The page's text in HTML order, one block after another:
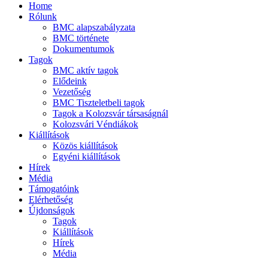
Home
Rólunk
BMC alapszabályzata
BMC története
Dokumentumok
Tagok
BMC aktív tagok
Elődeink
Vezetőség
BMC Tiszteletbeli tagok
Tagok a Kolozsvár társaságnál
Kolozsvári Véndiákok
Kiállítások
Közös kiállítások
Egyéni kiállítások
Hírek
Média
Támogatóink
Elérhetőség
Újdonságok
Tagok
Kiállítások
Hírek
Média